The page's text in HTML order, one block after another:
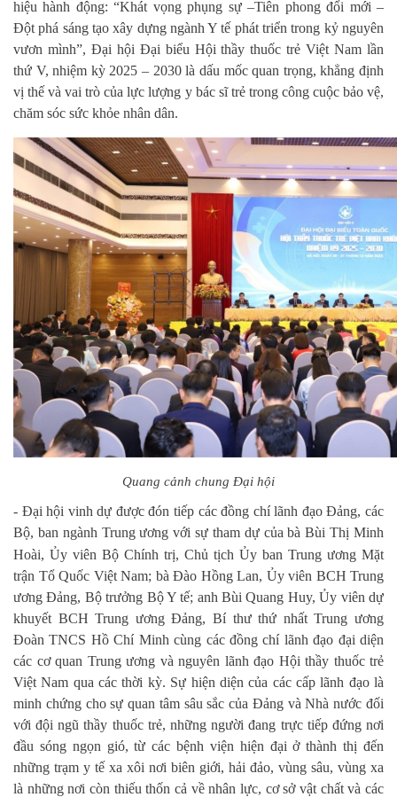
hiệu hành động: “Khát vọng phụng sự –Tiên phong đổi mới –
Đột phá sáng tạo xây dựng ngành Y tế phát triển trong kỷ nguyên
vươn mình”, Đại hội Đại biểu Hội thầy thuốc trẻ Việt Nam lần
thứ V, nhiệm kỳ 2025 – 2030 là dấu mốc quan trọng, khẳng định
vị thế và vai trò của lực lượng y bác sĩ trẻ trong công cuộc bảo vệ,
chăm sóc sức khỏe nhân dân.
Quang cảnh chung Đại hội
- Đại hội vinh dự được đón tiếp các đồng chí lãnh đạo Đảng, các
Bộ, ban ngành Trung ương với sự tham dự của bà Bùi Thị Minh
Hoài, Ủy viên Bộ Chính trị, Chủ tịch Ủy ban Trung ương Mặt
trận Tổ Quốc Việt Nam; bà Đào Hồng Lan, Ủy viên BCH Trung
ương Đảng, Bộ trưởng Bộ Y tế; anh Bùi Quang Huy, Ủy viên dự
khuyết BCH Trung ương Đảng, Bí thư thứ nhất Trung ương
Đoàn TNCS Hồ Chí Minh cùng các đồng chí lãnh đạo đại diện
các cơ quan Trung ương và nguyên lãnh đạo Hội thầy thuốc trẻ
Việt Nam qua các thời kỳ. Sự hiện diện của các cấp lãnh đạo là
minh chứng cho sự quan tâm sâu sắc của Đảng và Nhà nước đối
với đội ngũ thầy thuốc trẻ, những người đang trực tiếp đứng nơi
đầu sóng ngọn gió, từ các bệnh viện hiện đại ở thành thị đến
những trạm y tế xa xôi nơi biên giới, hải đảo, vùng sâu, vùng xa
là những nơi còn thiếu thốn cả về nhân lực, cơ sở vật chất và các